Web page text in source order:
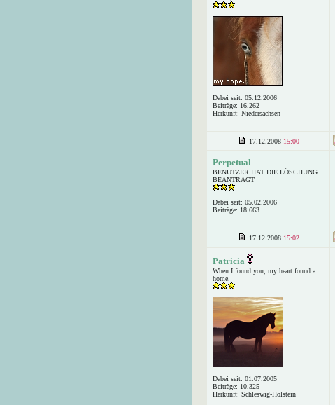
Dabei seit: 05.12.2006
Beiträge: 16.262
Herkunft: Niedersachsen
17.12.2008 15:00
Perpetual
BENUTZER HAT DIE LÖSCHUNG
BEANTRAGT
Dabei seit: 05.02.2006
Beiträge: 18.663
17.12.2008 15:02
Patricia
When I found you, my heart found a
home.
Dabei seit: 01.07.2005
Beiträge: 10.325
Herkunft: Schleswig-Holstein